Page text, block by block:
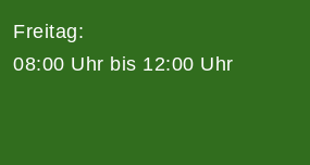
Freitag:
08:00 Uhr bis 12:00 Uhr